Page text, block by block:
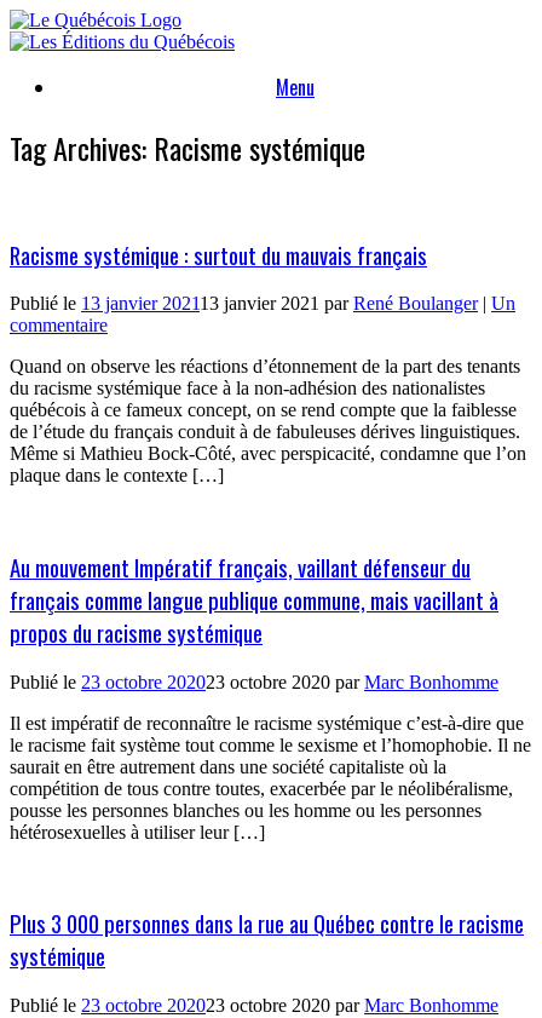
Skip
to
Menu
Tag Archives: Racisme systémique
Racisme systémique : surtout du mauvais français
Publié le 13 janvier 202113 janvier 2021 parRené Boulanger| Un
commentaire
Quand on observe les réactions d’étonnement de la part des tenants
du racisme systémique face à la non-adhésion des nationalistes
québécois à ce fameux concept, on se rend compte que la faiblesse
de l’étude du français conduit à de fabuleuses dérives linguistiques.
Même si Mathieu Bock-Côté, avec perspicacité, condamne que l’on
plaque dans le contexte […]
Au mouvement Impératif français, vaillant défenseur du
français comme langue publique commune, mais vacillant à
propos du racisme systémique
Publié le 23 octobre 202023 octobre 2020 parMarc Bonhomme
Il est impératif de reconnaître le racisme systémique c’est-à-dire que
le racisme fait système tout comme le sexisme et l’homophobie. Il ne
saurait en être autrement dans une société capitaliste où la
compétition de tous contre toutes, exacerbée par le néolibéralisme,
pousse les personnes blanches ou les homme ou les personnes
hétérosexuelles à utiliser leur […]
Plus 3 000 personnes dans la rue au Québec contre le racisme
systémique
Publié le 23 octobre 202023 octobre 2020 parMarc Bonhomme